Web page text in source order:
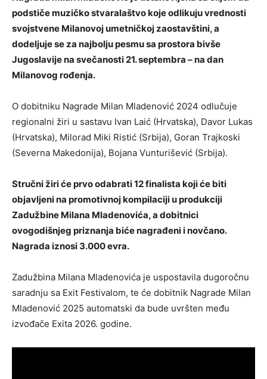
podstiče muzičko stvaralaštvo koje odlikuju vrednosti
svоjstvene Milanovoj umetničkoj zaostavštini, a
dodeljuje se za najbolju pesmu sa prostora bivše
Jugoslavije na svečanosti 21. septembra – na dan
Milanovog rođenja.
O dobitniku Nagrade Milan Mladenović 2024 odlučuje
regionalni žiri u sastavu Ivan Laić (Hrvatska), Davor Lukas
(Hrvatska), Milorad Miki Ristić (Srbija), Goran Trajkoski
(Severna Makedonija), Bojana Vunturišević (Srbija).
Stručni žiri će prvo odabrati 12 finalista koji će biti
objavljeni na promotivnoj kompilaciji u produkciji
Zadužbine Milana Mladenovića, a dobitnici
ovogodišnjeg priznanja biće nagrađeni i novčano.
Nagrada iznosi 3.000 evra.
Zadužbina Milana Mladenovića je uspostavila dugoročnu
saradnju sa Exit Festivalom, te će dobitnik Nagrade Milan
Mladenović 2025 automatski da bude uvršten među
izvođače Exita 2026. godine.